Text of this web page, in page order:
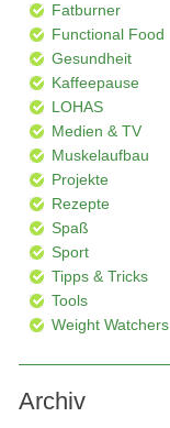
Fatburner
Functional Food
Gesundheit
Kaffeepause
LOHAS
Medien & TV
Muskelaufbau
Projekte
Rezepte
Spaß
Sport
Tipps & Tricks
Tools
Weight Watchers
Archiv